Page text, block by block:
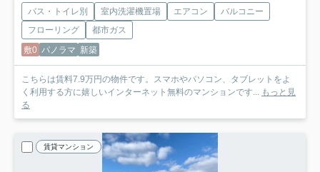
バス・トイレ別 室内洗濯機置場 エアコン
バルコニー
フローリング
都市ガス
敷0 パノラマ 新築
こちらは賃料7.9万円の物件です。スマホやパソコン、タブレットをよ
く利用する方に嬉しいインターネット無料のマンションです...
もっと見
る
賃貸マンション